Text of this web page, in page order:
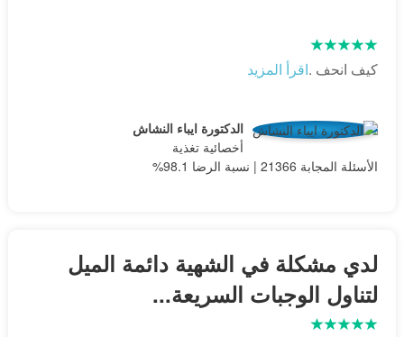
كيف انحف .اقرأ المزيد
الدكتورة ايباء النشاش
أخصائية تغذية
الأسئلة المجابة 21366 | نسبة الرضا 98.1%
لدي مشكلة في الشهية دائمة الميل
لتناول الوجبات السريعة...